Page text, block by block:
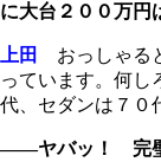
に大台２００万円
上田
おっしゃる
っています。何し
代、セダンは７０
――ヤバッ！ 完璧